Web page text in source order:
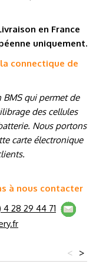
en France
uniquement.
connectique de
BMS qui permet de
des cellules
Nous portons
carte électronique
à nous contacter
4 28 29 44 71
>
<